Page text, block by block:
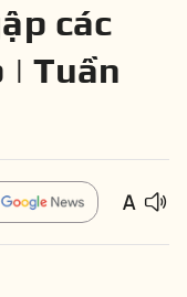
các
Tuần